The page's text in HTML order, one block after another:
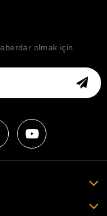
olmak için